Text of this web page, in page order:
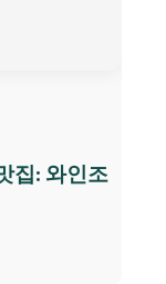
집: 와인조